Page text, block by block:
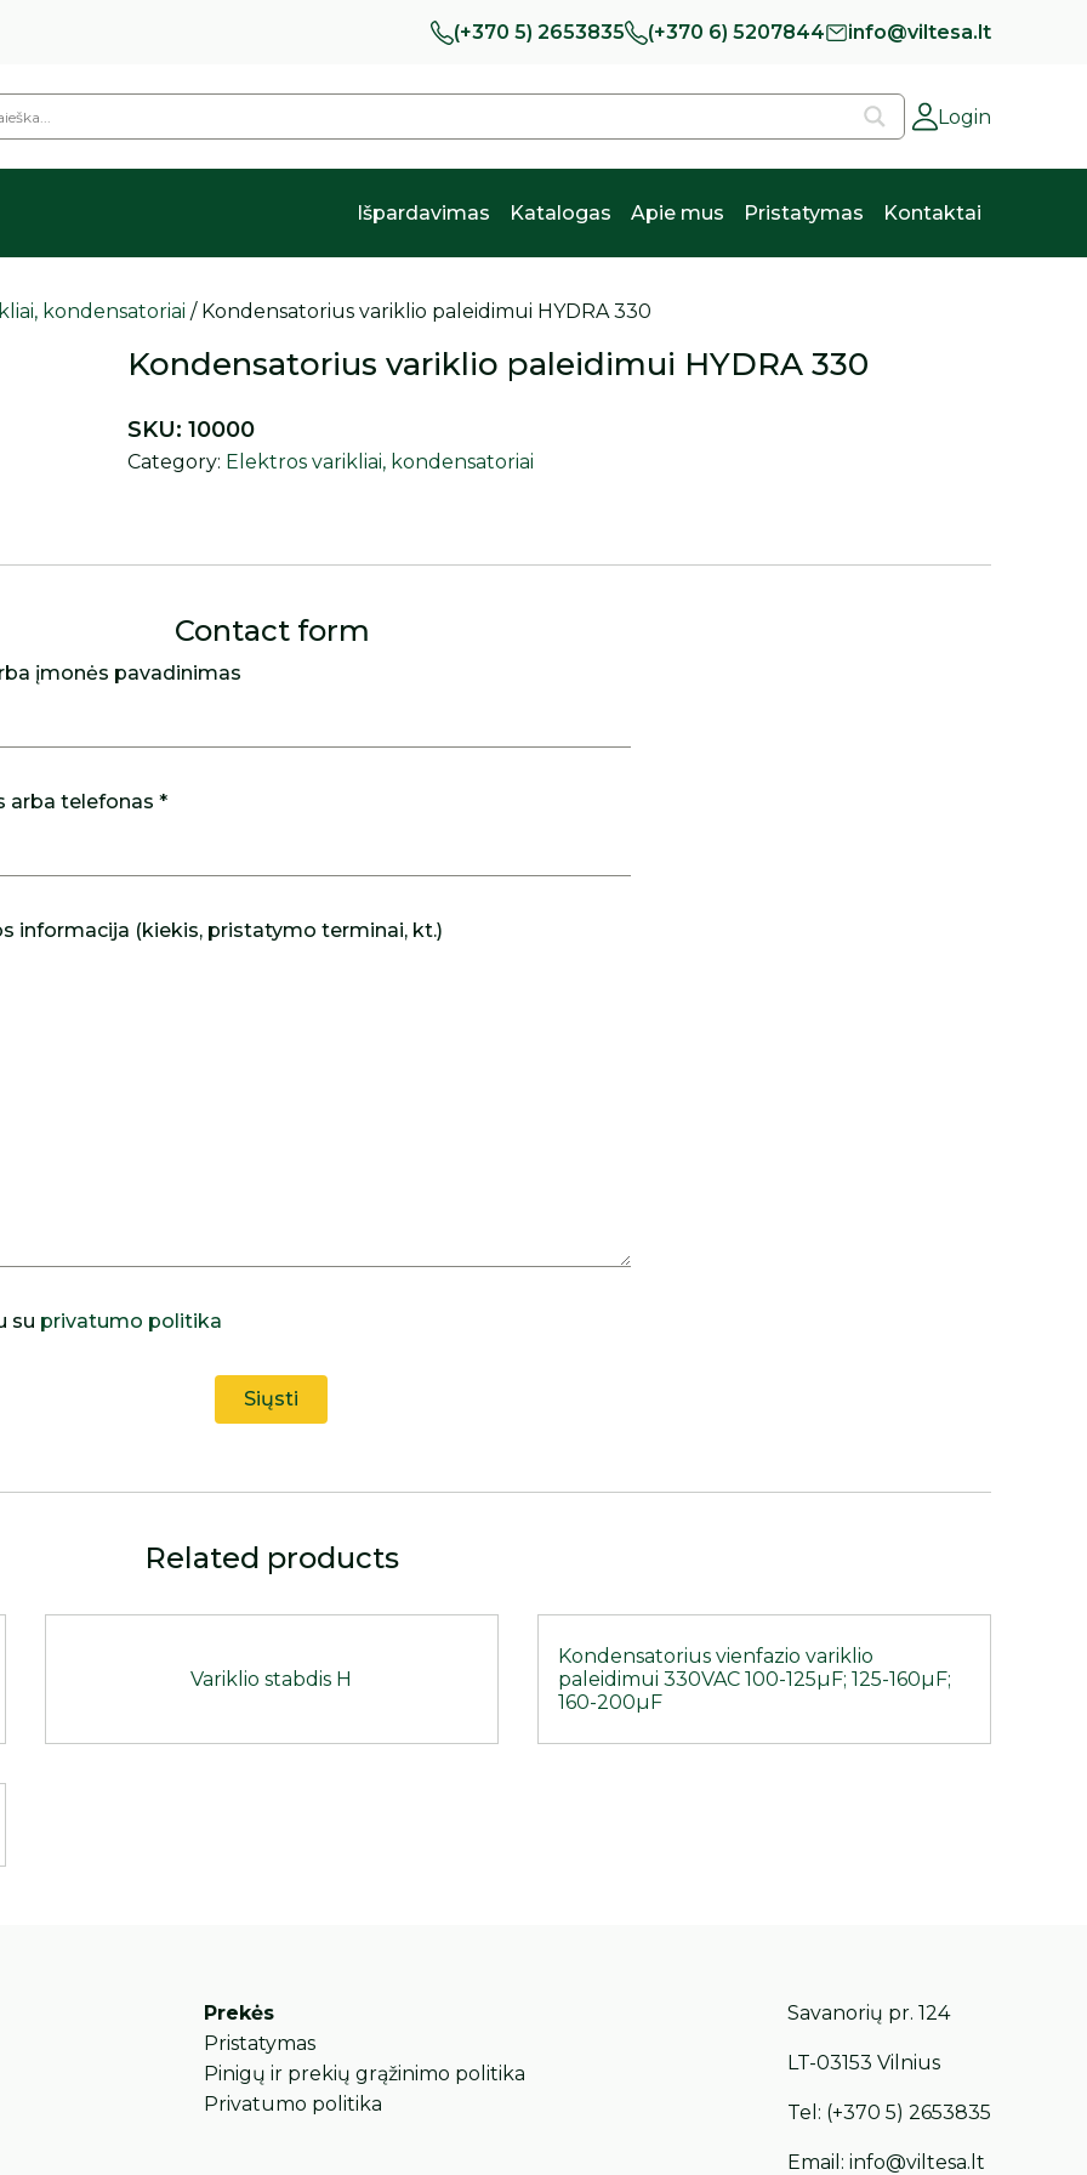
(+370 5) 2653835 (+370 6) 5207844 info@viltesa.lt
Login
Išpardavimas Katalogas Apie mus Pristatymas Kontaktai
kondensatoriai / Kondensatorius variklio paleidimui HYDRA 330
Kondensatorius variklio paleidimui HYDRA 330
SKU:10000
Category: Elektros varikliai, kondensatoriai
Contact form
įmonės pavadinimas
arba telefonas *
informacija (kiekis, pristatymo terminai, kt.)
su privatumo politika
Related products
Variklio stabdis H
Kondensatorius vienfazio variklio
paleidimui 330VAC 100-125µF; 125-160µF;
160-200µF
Prekės
Pristatymas
Pinigų ir prekių grąžinimo politika
Privatumo politika
Savanorių pr. 124
LT-03153 Vilnius
Tel: (+370 5) 2653835
Email: info@viltesa.lt